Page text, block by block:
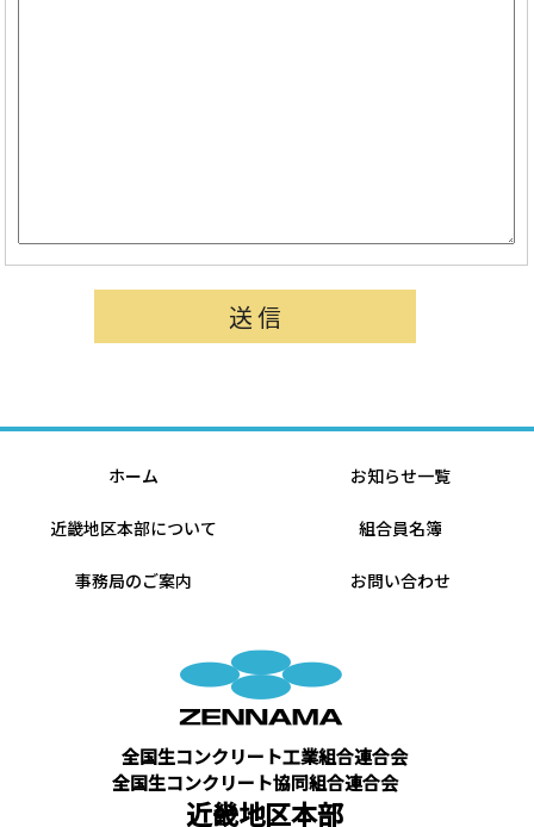
ホーム お知らせ一覧
近畿地区本部について 組合員名簿
事務局のご案内 お問い合わせ
全国生コンクリート工業組合連合会
全国生コンクリート協同組合連合会
近畿地区本部